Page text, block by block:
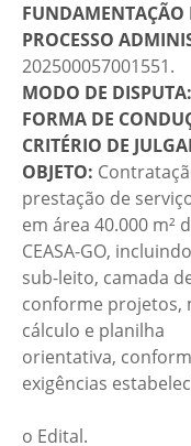
FUNDAMENTAÇÃO
PROCESSO
202500057001551.
MODO DE DISPUTA:
FORMA DE
CRITÉRIO DE
OBJETO:
prestação de
em área 40.000 m²
CEASA-GO,
sub-leito, camada
conforme projetos,
cálculo e planilha
orientativa,
exigências
o Edital.